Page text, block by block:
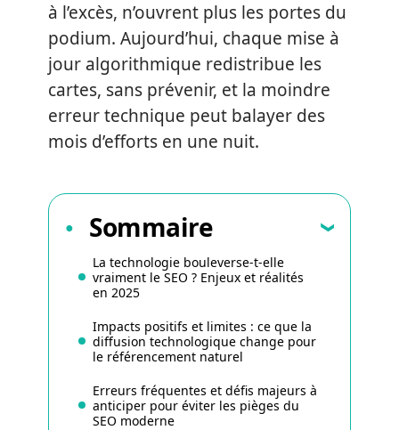
à l’excès, n’ouvrent plus les portes du
podium. Aujourd’hui, chaque mise à
jour algorithmique redistribue les
cartes, sans prévenir, et la moindre
erreur technique peut balayer des
mois d’efforts en une nuit.
Sommaire
La technologie bouleverse-t-elle
vraiment le SEO ? Enjeux et réalités
en 2025
Impacts positifs et limites : ce que la
diffusion technologique change pour
le référencement naturel
Erreurs fréquentes et défis majeurs à
anticiper pour éviter les pièges du
SEO moderne